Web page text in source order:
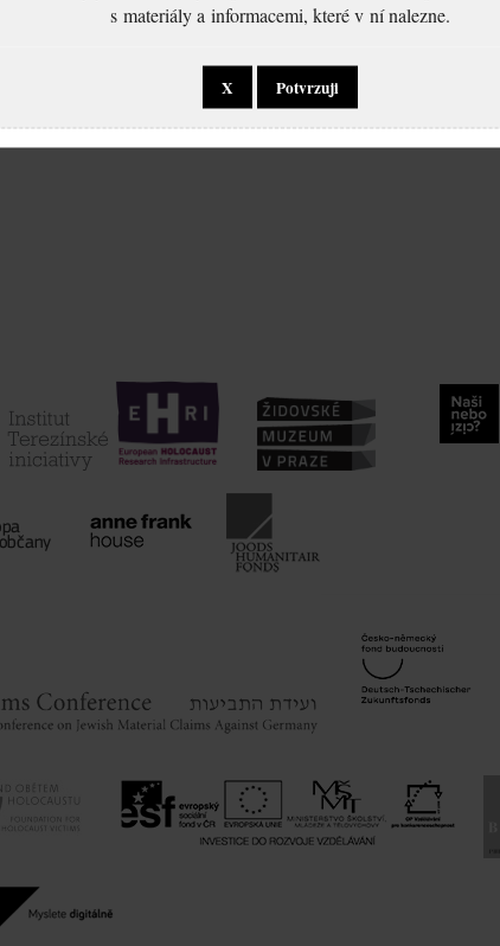
s materiály a informacemi, které v ní nalezne.
X Potvrzuji